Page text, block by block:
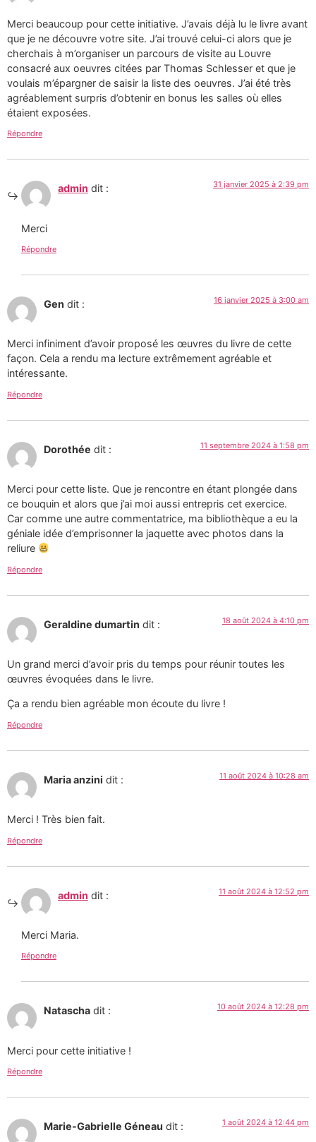
Merci beaucoup pour cette initiative. J’avais déjà lu le livre avant
que je ne découvre votre site. J’ai trouvé celui-ci alors que je
cherchais à m’organiser un parcours de visite au Louvre
consacré aux oeuvres citées par Thomas Schlesser et que je
voulais m’épargner de saisir la liste des oeuvres. J’ai été très
agréablement surpris d’obtenir en bonus les salles où elles
étaient exposées.
Répondre
admin dit : 31 janvier 2025 à 2:39 pm
Merci
Répondre
Gen dit : 16 janvier 2025 à 3:00 am
Merci infiniment d’avoir proposé les œuvres du livre de cette
façon. Cela a rendu ma lecture extrêmement agréable et
intéressante.
Répondre
Dorothée dit : 11 septembre 2024 à 1:58 pm
Merci pour cette liste. Que je rencontre en étant plongée dans
ce bouquin et alors que j’ai moi aussi entrepris cet exercice.
Car comme une autre commentatrice, ma bibliothèque a eu la
géniale idée d’emprisonner la jaquette avec photos dans la
reliure
Répondre
Geraldine dumartin dit : 18 août 2024 à 4:10 pm
Un grand merci d’avoir pris du temps pour réunir toutes les
œuvres évoquées dans le livre.
Ça a rendu bien agréable mon écoute du livre !
Répondre
Maria anzini dit : 11 août 2024 à 10:28 am
Merci ! Très bien fait.
Répondre
admin dit : 11 août 2024 à 12:52 pm
Merci Maria.
Répondre
Natascha dit : 10 août 2024 à 12:28 pm
Merci pour cette initiative !
Répondre
Marie-Gabrielle Géneau dit : 1 août 2024 à 12:44 pm